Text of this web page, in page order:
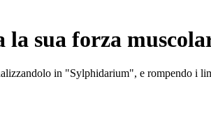
sua forza
in "Sylphidarium", e rompendo i